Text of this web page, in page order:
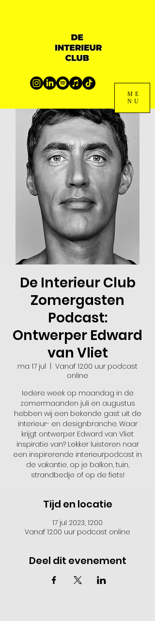
ME
NU
De Interieur Club
Zomergasten
Podcast:
Ontwerper Edward
van Vliet
ma 17 jul
Vanaf 12.00 uur podcast
online
Iedere week op maandag in de
zomermaanden juli en augustus
hebben wij een bekende gast uit de
interieur- en designbranche. Waar
krijgt ontwerper Edward van Vliet
inspiratie van? Lekker luisteren naar
een inspirerende interieurpodcast in
de vakantie, op je balkon, tuin,
strandbedje of op de fiets!
Tijd en locatie
17 jul 2023, 12:00
Vanaf 12.00 uur podcast online
Deel dit evenement